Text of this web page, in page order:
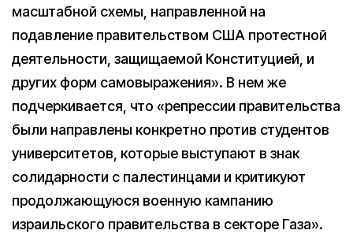
масштабной схемы, направленной на
подавление правительством США протестной
деятельности, защищаемой Конституцией, и
других форм самовыражения». В нем же
подчеркивается, что «репрессии правительства
были направлены конкретно против студентов
университетов, которые выступают в знак
солидарности с палестинцами и критикуют
продолжающуюся военную кампанию
израильского правительства в секторе Газа».